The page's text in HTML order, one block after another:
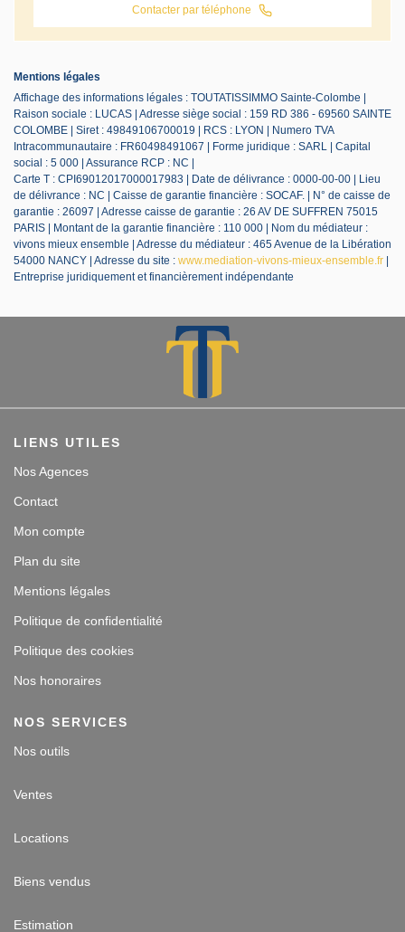
Contacter par téléphone
Mentions légales
Affichage des informations légales : TOUTATISSIMMO Sainte-Colombe |
Raison sociale : LUCAS | Adresse siège social : 159 RD 386 - 69560 SAINTE
COLOMBE | Siret : 49849106700019 | RCS : LYON | Numero TVA
Intracommunautaire : FR60498491067 | Forme juridique : SARL | Capital
social : 5 000 | Assurance RCP : NC |
Carte T : CPI69012017000017983 | Date de délivrance : 0000-00-00 | Lieu
de délivrance : NC | Caisse de garantie financière : SOCAF. | N° de caisse de
garantie : 26097 | Adresse caisse de garantie : 26 AV DE SUFFREN 75015
PARIS | Montant de la garantie financière : 110 000 | Nom du médiateur :
vivons mieux ensemble | Adresse du médiateur : 465 Avenue de la Libération
54000 NANCY | Adresse du site : www.mediation-vivons-mieux-ensemble.fr
Entreprise juridiquement et financièrement indépendante
LIENS UTILES
Nos Agences
Contact
Mon compte
Plan du site
Mentions légales
Politique de confidentialité
Politique des cookies
Nos honoraires
NOS SERVICES
Nos outils
Ventes
Locations
Biens vendus
Estimation